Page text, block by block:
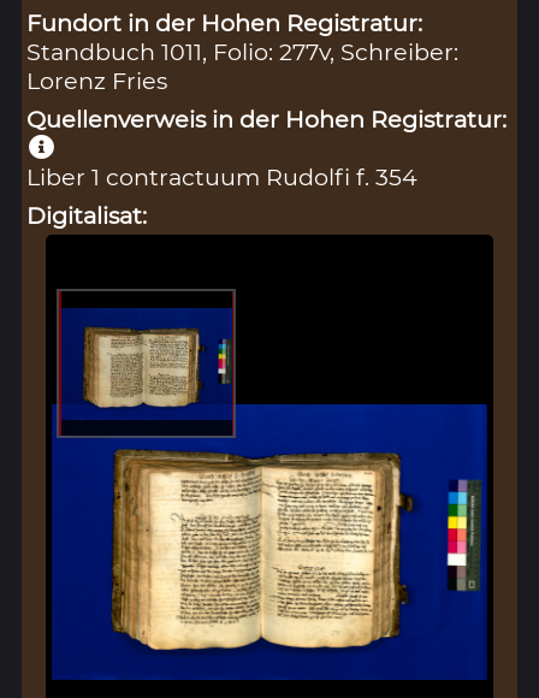
Fundort in der Hohen Registratur:
Standbuch 1011, Folio: 277v, Schreiber:
Lorenz Fries
Quellenverweis in der Hohen Registratur:
Liber 1 contractuum Rudolfi f. 354
Digitalisat: